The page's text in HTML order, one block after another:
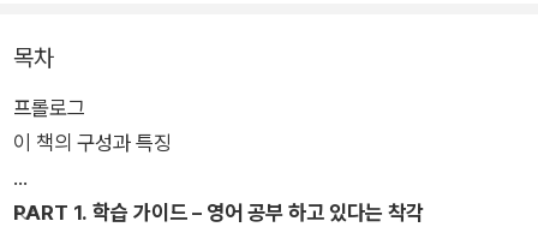
「PART 1. 학습 가이드」는 “쉽고 빠르게 영어를 배울 수 있는 방
법은 없다” 같은 뼈 때리는 조언으로 영어 공부에 대한 뿌리 깊은
고정관념을 근본부터 뒤흔든다. 그리고 15년 넘게 영어를 가르친
경험을 토대로, 학습자들이 올바른 방향으로 노력을 기울이게 하
는 공부 습관과 태도에 대해 자세히 다룬다.
목차
프롤로그
이 책의 구성과 특징
PART 1. 학습 가이드 – 영어 공부 하고 있다는 착각